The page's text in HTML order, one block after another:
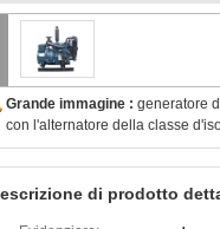
Grande immagine : generatore
con l'alternatore della classe
di prodotto